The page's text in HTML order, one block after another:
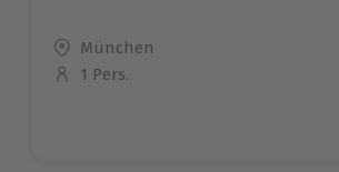
Standort
München
Anzahl der Teilnehmer
1 Pers.